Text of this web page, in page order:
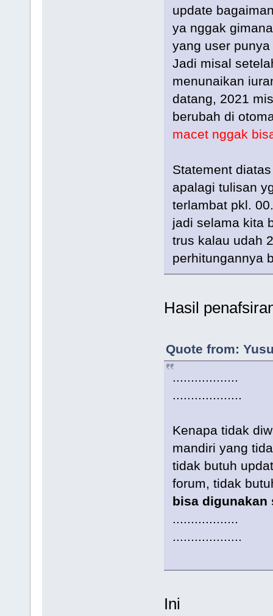
update
ya nggak
yang user
Jadi misal
menunaikan
datang, 2021
berubah di
macet nggak
Statement
apalagi tulisan
terlambat pkl.
jadi selama kita
trus kalau udah
perhitungannya
Hasil
Quote from:
..................
...................
Kenapa tidak
mandiri yang
tidak butuh
forum, tidak
bisa digunakan
..................
...................
Ini